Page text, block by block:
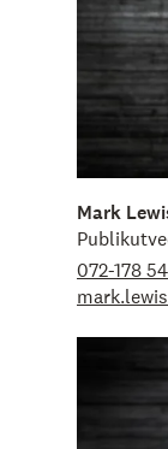
Mark
072-178